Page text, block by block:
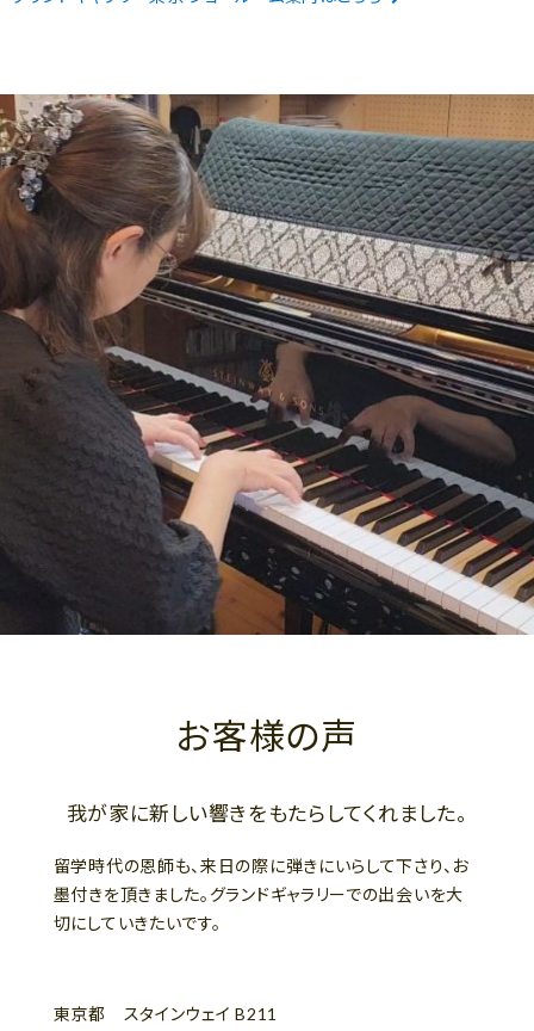
お客様の声
我が家に新しい響きをもたらしてくれました。
留学時代の恩師も、来日の際に弾きにいらして下さり、お
墨付きを頂きました。グランドギャラリーでの出会いを大
切にしていきたいです。
東京都 スタインウェイ B211